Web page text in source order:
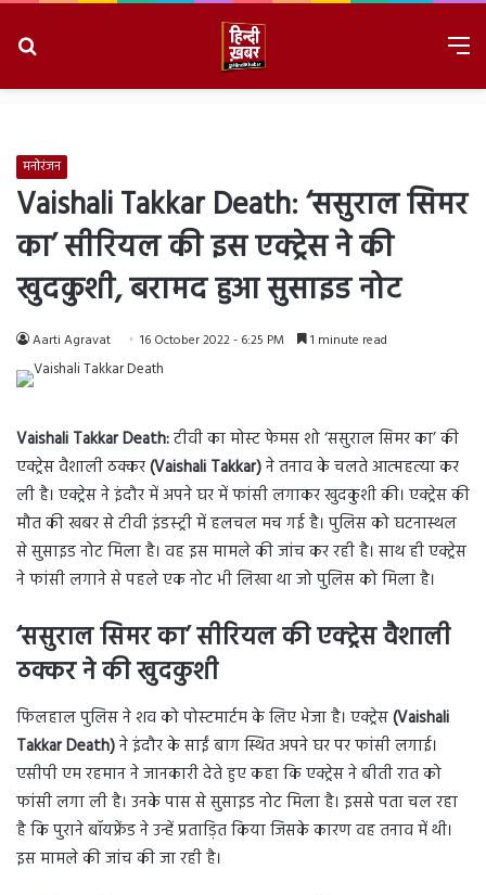
मनोरंजन
Vaishali Takkar Death: ‘ससुराल सिमर
का’ सीरियल की इस एक्ट्रेस ने की
खुदकुशी, बरामद हुआ सुसाइड नोट
Aarti Agravat 16 October 2022 - 6:25 PM 1 minute read
Vaishali Takkar Death:टीवी का मोस्ट फेमस शो ‘ससुराल सिमर का’ की
एक्ट्रेस वैशाली ठक्कर(Vaishali Takkar)ने तनाव के चलते आत्महत्या कर
ली है। एक्ट्रेस ने इंदौर में अपने घर में फांसी लगाकर खुदकुशी की। एक्ट्रेस की
मौत की खबर से टीवी इंडस्ट्री में हलचल मच गई है। पुलिस को घटनास्थल
से सुसाइड नोट मिला है। वह इस मामले की जांच कर रही है। साथ ही एक्ट्रेस
ने फांसी लगाने से पहले एक नोट भी लिखा था जो पुलिस को मिला है।
‘ससुराल सिमर का’ सीरियल की एक्ट्रेस वैशाली
ठक्कर ने की खुदकुशी
फिलहाल पुलिस ने शव को पोस्टमार्टम के लिए भेजा है। एक्ट्रेस(Vaishali
Takkar Death)ने इंदौर के साईं बाग स्थित अपने घर पर फांसी लगाई।
एसीपी एम रहमान ने जानकारी देते हुए कहा कि एक्ट्रेस ने बीती रात को
फांसी लगा ली है। उनके पास से सुसाइड नोट मिला है। इससे पता चल रहा
है कि पुराने बॉयफ्रेंड ने उन्हें प्रताड़ित किया जिसके कारण वह तनाव में थी।
इस मामले की जांच की जा रही है।